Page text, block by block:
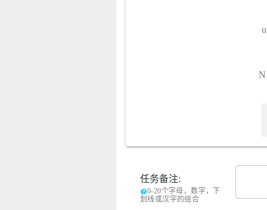
任务备注:
help0-20个字母，数字，下
划线或汉字的组合